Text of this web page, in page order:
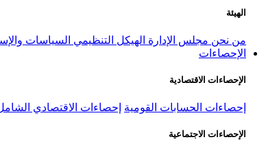
الهيئة
من نحن مجلس الإدارة الهيكل التنظيمي السياسات
الإحصاءات
الإحصاءات الاقتصادية
إحصاءات الحسابات القومية إحصاءات الاقتصادي
الإحصاءات الاجتماعية